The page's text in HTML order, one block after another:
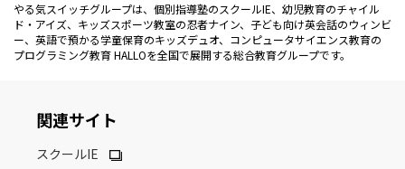
やる気スイッチグループは、個別指導塾のスクールIE、幼児教育のチャイル
ド・アイズ、キッズスポーツ教室の忍者ナイン、子ども向け英会話のウィンビ
ー、英語で預かる学童保育のキッズデュオ、コンピュータサイエンス教育の
プログラミング教育 HALLOを全国で展開する総合教育グループです。
関連サイト
スクールIE